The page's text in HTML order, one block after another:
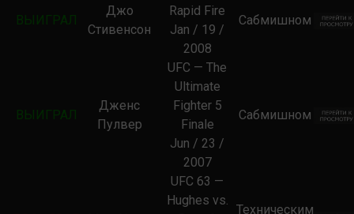
ВЫИГРАЛ
Джо
Стивенсон
Rapid Fire
Jan / 19 /
2008
Сабмишном
ВЫИГРАЛ
Дженс
Пулвер
UFC — The
Ultimate
Fighter 5
Finale
Jun / 23 /
2007
Сабмишном
UFC 63 —
Hughes vs.
Техническим